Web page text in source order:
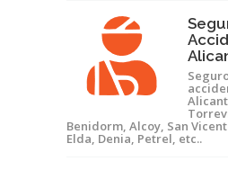
Benidorm, Alcoy, San
Elda, Denia, Petrel, etc..